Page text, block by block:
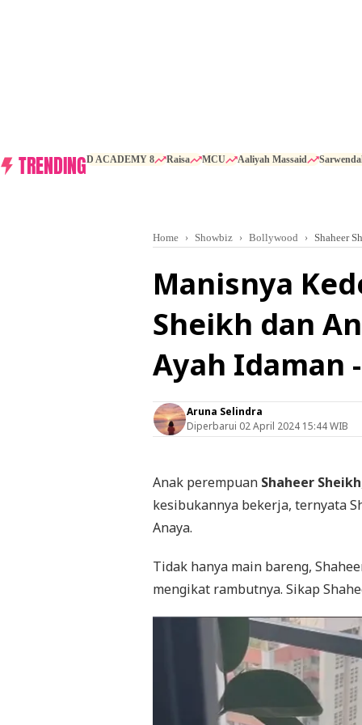
TRENDINGD ACADEMY 8 Raisa MCU Aaliyah Massaid
Home Showbiz Bollywood Shaheer
Manisnya
Sheikh dan
Ayah Idaman
Aruna Selindra
Diperbarui 02 April 2024 15:44 WIB
Anak perempuan Shaheer Sheikh
kesibukannya bekerja, ternyata
Anaya.
Tidak hanya main bareng,
mengikat rambutnya. Sikap